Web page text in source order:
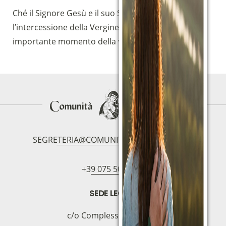
Ché il Signore Gesù e il suo Spirito, per
l’intercessione della Vergine Santa, guidino questo
importante momento della vita della Comunità.
SEGRETERIA@COMUNITAMAGNIFICAT.ORG
+39 075 5094797
SEDE LEGALE
c/o Complesso S.Manno